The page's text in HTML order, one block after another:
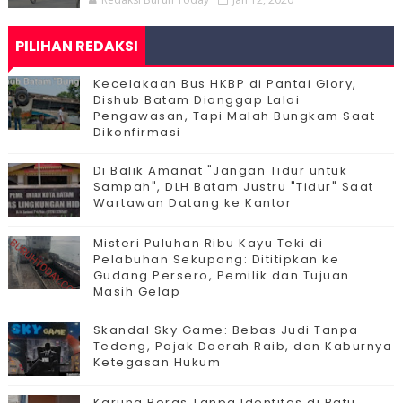
PILIHAN REDAKSI
Kecelakaan Bus HKBP di Pantai Glory,
Dishub Batam Dianggap Lalai
Pengawasan, Tapi Malah Bungkam Saat
Dikonfirmasi
Di Balik Amanat "Jangan Tidur untuk
Sampah", DLH Batam Justru "Tidur" Saat
Wartawan Datang ke Kantor
Misteri Puluhan Ribu Kayu Teki di
Pelabuhan Sekupang: Dititipkan ke
Gudang Persero, Pemilik dan Tujuan
Masih Gelap
Skandal Sky Game: Bebas Judi Tanpa
Tedeng, Pajak Daerah Raib, dan Kaburnya
Ketegasan Hukum